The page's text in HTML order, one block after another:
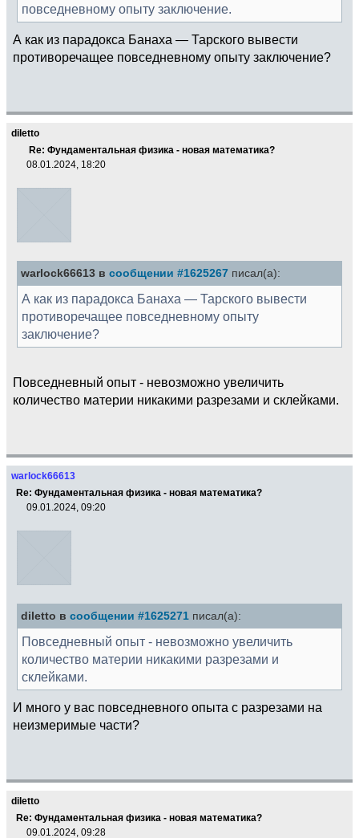
повседневному опыту заключение.
А как из парадокса Банаха — Тарского вывести
противоречащее повседневному опыту заключение?
diletto
Re: Фундаментальная физика - новая математика?
08.01.2024, 18:20
warlock66613 в сообщении #1625267 писал(а):
А как из парадокса Банаха — Тарского вывести
противоречащее повседневному опыту
заключение?
Повседневный опыт - невозможно увеличить
количество материи никакими разрезами и склейками.
warlock66613
Re: Фундаментальная физика - новая математика?
09.01.2024, 09:20
diletto в сообщении #1625271 писал(а):
Повседневный опыт - невозможно увеличить
количество материи никакими разрезами и
склейками.
И много у вас повседневного опыта с разрезами на
неизмеримые части?
diletto
Re: Фундаментальная физика - новая математика?
09.01.2024, 09:28